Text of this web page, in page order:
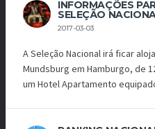
INFORMAÇÕES
SELEÇÃO
2017-03-03
A Seleção Nacional irá ficar
Mundsburg em Hamburgo, de
um Hotel Apartamento